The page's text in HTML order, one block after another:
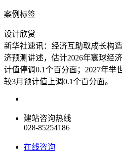
案例标签
设计欣赏
新华社速讯：经济互助取成长构
济预测讲述，估计2026年寰球经
计值停调0.1个百分面；2027年举
较3月预计值上调0.1个百分面。
建站咨询热线
028-85254186
在线咨询